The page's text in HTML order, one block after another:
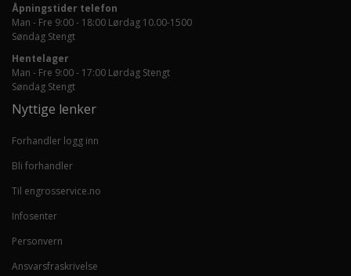
Åpningstider telefon
Man - Fre 9:00 - 18:00 Lørdag 10.00-1500
Søndag Stengt
Hentelager
Man - Fre 9:00 - 17:00 Lørdag Stengt
Søndag Stengt
Nyttige lenker
Forhandler logg inn
Bli forhandler
Til engrosservice.no
Infosenter
Personvern
Ansvarsfraskrivelse